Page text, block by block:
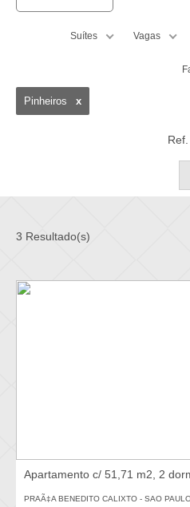
Vagas
Suítes
Pinheiros x
3 Resultado(s)
Apartamento c/ 51,71 m2, 2
PRAÃ‡A BENEDITO CALIXTO - SAO